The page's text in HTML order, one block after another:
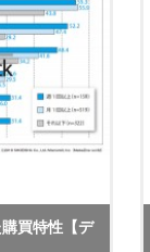
買特性【デ